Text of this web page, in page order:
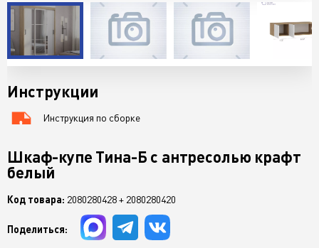
Инструкции
Инструкция по сборке
Шкаф-купе Тина-Б с антресолью крафт
белый
Код товара: 2080280428 + 2080280420
Поделиться: